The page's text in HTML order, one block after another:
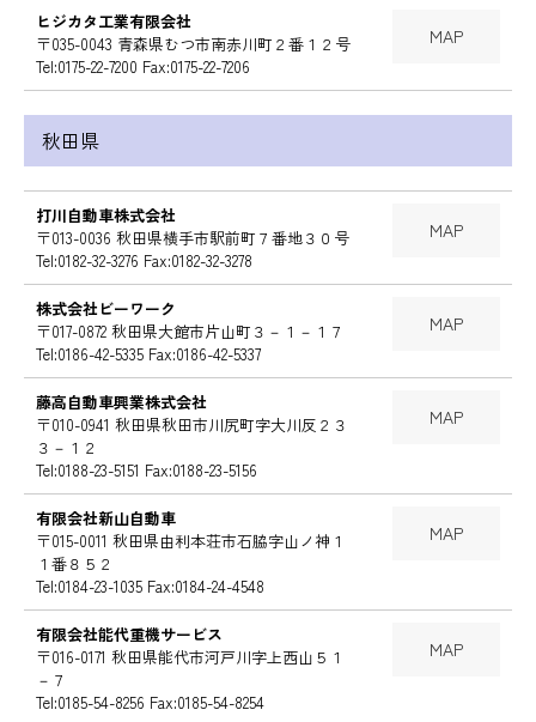
ヒジカタ工業有限会社
〒035-0043 青森県むつ市南赤川町２番１２号
Tel:0175-22-7200 Fax:0175-22-7206
MAP
秋田県
打川自動車株式会社
〒013-0036 秋田県横手市駅前町７番地３０号
Tel:0182-32-3276 Fax:0182-32-3278
MAP
株式会社ビーワーク
〒017-0872 秋田県大館市片山町３－１－１７
Tel:0186-42-5335 Fax:0186-42-5337
MAP
藤高自動車興業株式会社
〒010-0941 秋田県秋田市川尻町字大川反２３
３－１２
Tel:0188-23-5151 Fax:0188-23-5156
MAP
有限会社新山自動車
〒015-0011 秋田県由利本荘市石脇字山ノ神１
１番８５２
Tel:0184-23-1035 Fax:0184-24-4548
MAP
有限会社能代重機サービス
〒016-0171 秋田県能代市河戸川字上西山５１
－７
Tel:0185-54-8256 Fax:0185-54-8254
MAP